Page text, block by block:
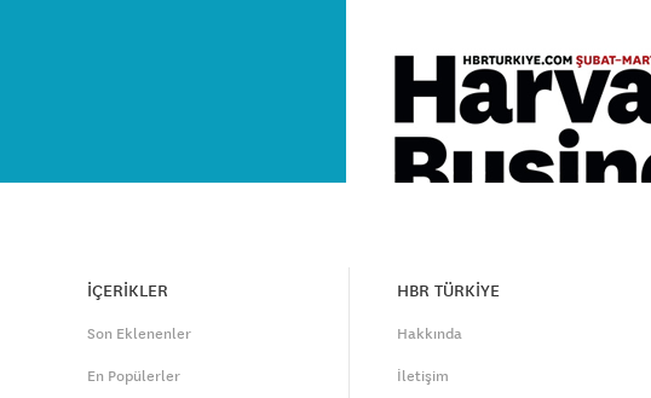
İÇERİKLER
Son Eklenenler
En Popülerler
HBR TÜRKİYE
Hakkında
İletişim